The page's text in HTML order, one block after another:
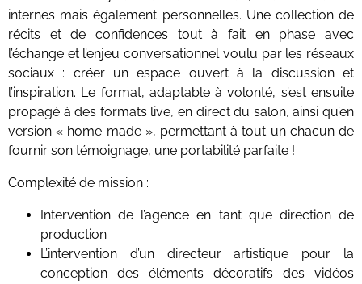
internes mais également personnelles. Une collection de
récits et de confidences tout à fait en phase avec
l’échange et l’enjeu conversationnel voulu par les réseaux
sociaux : créer un espace ouvert à la discussion et
l’inspiration. Le format, adaptable à volonté, s’est ensuite
propagé à des formats live, en direct du salon, ainsi qu’en
version « home made », permettant à tout un chacun de
fournir son témoignage, une portabilité parfaite !
Complexité de mission :
Intervention de l’agence en tant que direction de
production
L’intervention d’un directeur artistique pour la
conception des éléments décoratifs des vidéos